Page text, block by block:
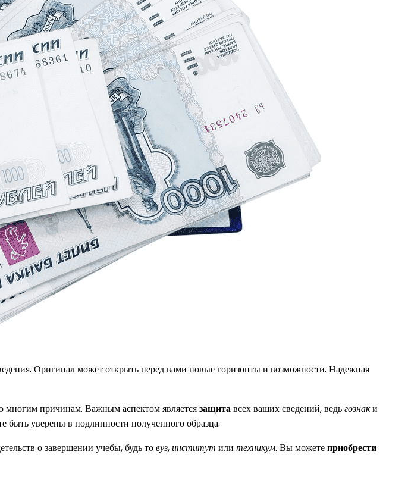
Оригинал может открыть перед вами новые горизонты и возможности. Надежная
многим причинам. Важным аспектом являетсязащитавсех ваших сведений, ведьгознаки
быть уверены в подлинности полученного образца.
о завершении учебы, будь товуз,институт или техникум. Вы можетеприобрести